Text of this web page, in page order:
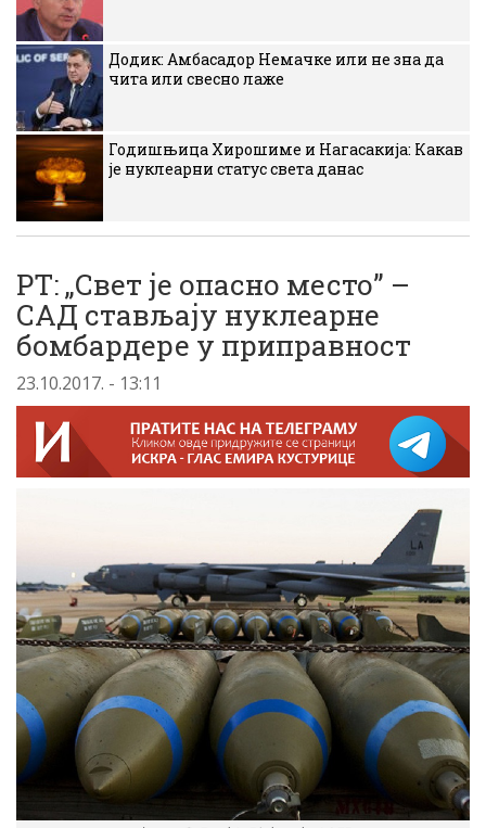
Додик: Амбасадор Немачке или не зна да
чита или свесно лаже
Годишњица Хирошиме и Нагасакија: Какав
је нуклеарни статус света данас
РТ: „Свет је опасно место” –
САД стављају нуклеарне
бомбардере у приправност
23.10.2017. - 13:11